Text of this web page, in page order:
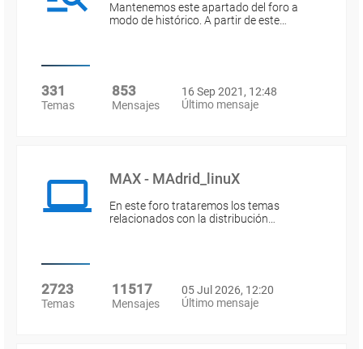
Mantenemos este apartado del foro a
modo de histórico. A partir de este…
331
Temas
853
Mensajes
16 Sep 2021, 12:48
Último mensaje
MAX - MAdrid_linuX
En este foro trataremos los temas
relacionados con la distribución…
2723
Temas
11517
Mensajes
05 Jul 2026, 12:20
Último mensaje